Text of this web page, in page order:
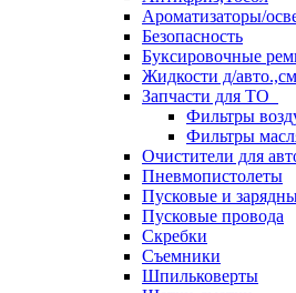
Ароматизаторы/
Безопасность
Буксировочные
Жидкости д/
Запчасти для ТО
Фильтры
Фильтры
Очистители для
Пневмопистолеты
Пусковые и
Пусковые провода
Скребки
Съемники
Шпильковерты